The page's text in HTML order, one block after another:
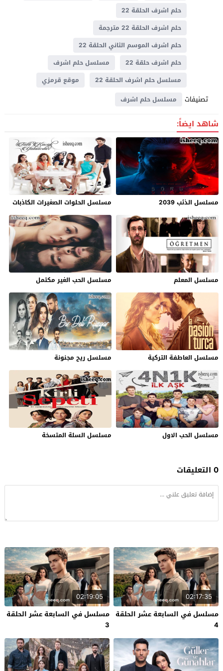
حلم اشرف الحلقة 22
حلم اشرف الحلقة 22 مترجمة
حلم اشرف الموسم الثاني الحلقة 22
حلم اشرف حلقة 22
مسلسل حلم اشرف
مسلسل حلم اشرف الحلقة 22
موقع قرمزي
تصنيفات مسلسل حلم اشرف
شاهد ايضاً:
مسلسل الذئب 2039 مسلسل الحلوات الصغيرات الكاذبات
مسلسل المعلم مسلسل الحب الغير مكتمل
مسلسل العاطفة التركية مسلسل ريح مجنونة
مسلسل الحب الاول مسلسل السلة المتسخة
0 التعليقات
02:17:35
مسلسل في السابعة عشر الحلقة
4
02:19:05
مسلسل في السابعة عشر الحلقة
3